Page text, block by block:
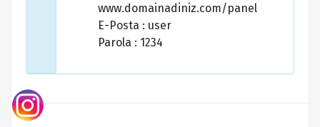
www.domainadiniz.com/panel
E-Posta : user
Parola : 1234